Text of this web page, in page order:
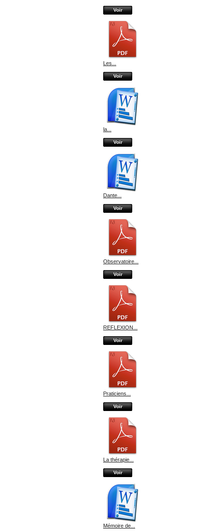
Voir
Les...
Voir
la...
Voir
Dante...
Voir
Observatoire...
Voir
REFLEXION...
Voir
Praticiens...
Voir
La thérapie...
Voir
Mémoire de...